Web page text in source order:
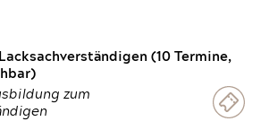
(10 Termine,
zum